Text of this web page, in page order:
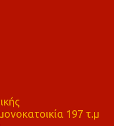
197 τ.μ